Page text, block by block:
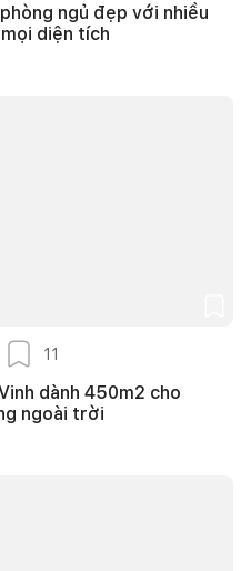
ngủ đẹp với nhiều
diện tích
11
dành 450m2 cho
ngoài trời